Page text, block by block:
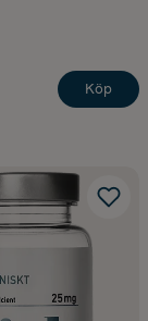
Köp